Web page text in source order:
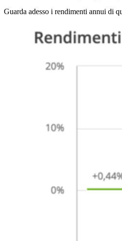
Guarda adesso i rendimenti annui di